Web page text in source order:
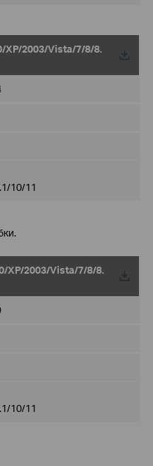
XP/2003/Vista/7/8/8.
10/11
XP/2003/Vista/7/8/8.
10/11